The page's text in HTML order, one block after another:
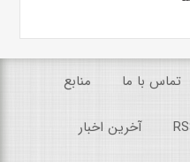
تماس با ما منابع
آخرین اخبار